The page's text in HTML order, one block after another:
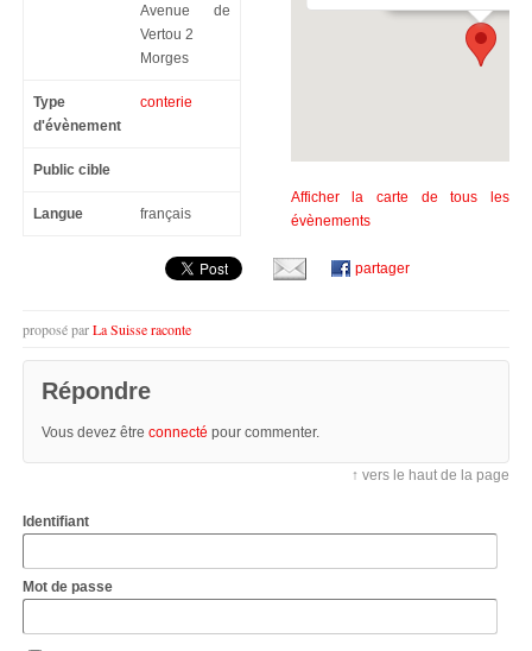
Avenue de
Vertou 2
Morges
Type
d'évènement
conterie
Public cible
Langue français
Afficher la carte de tous les
évènements
partager
proposé parLa Suisse raconte
Répondre
Vous devez être connecté pour commenter.
↑ vers le haut de la page
Identifiant
Mot de passe